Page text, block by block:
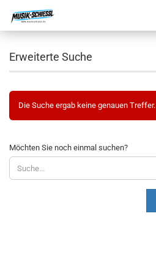
Erweiterte Suche
Die Suche ergab keine genauen Treffer.
MÖCHTEN
SIE
NOCH
EINMAL
Möchten Sie noch einmal suchen?